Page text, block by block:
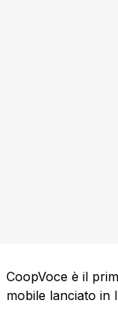
CoopVoce è il
mobile lanciato in